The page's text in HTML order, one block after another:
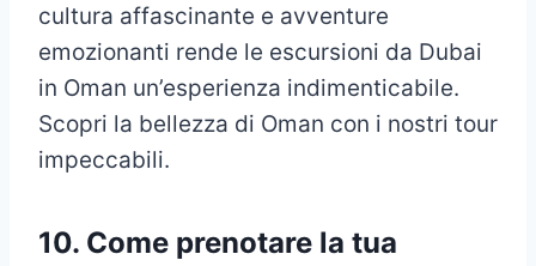
cultura affascinante e avventure
emozionanti rende le escursioni da Dubai
in Oman un’esperienza indimenticabile.
Scopri la bellezza di Oman con i nostri tour
impeccabili.
10. Come prenotare la tua